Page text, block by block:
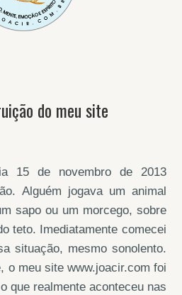
do meu site
15 de novembro de 2013
Alguém jogava um animal
sapo ou um morcego, sobre
teto. Imediatamente comecei
situação, mesmo sonolento.
o meu site www.joacir.com foi
que realmente aconteceu nas